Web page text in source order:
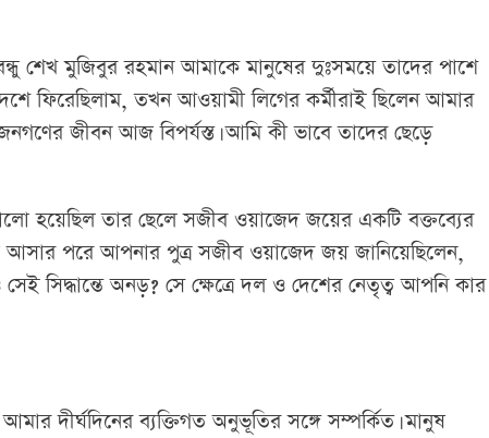
শেখ মুজিবুর রহমান আমাকে মানুষের দুঃসময়ে তাদের পাশে
ফিরেছিলাম, তখন আওয়ামী লিগের কর্মীরাই ছিলেন আমার
জীবন আজ বিপর্যস্ত। আমি কী ভাবে তাদের ছেড়ে
হয়েছিল তার ছেলে সজীব ওয়াজেদ জয়ের একটি বক্তব্যের
আসার পরে আপনার পুত্র সজীব ওয়াজেদ জয় জানিয়েছিলেন,
সিদ্ধান্তে অনড়? সে ক্ষেত্রে দল ও দেশের নেতৃত্ব আপনি কার
দীর্ঘদিনের ব্যক্তিগত অনুভূতির সঙ্গে সম্পর্কিত। মানুষ